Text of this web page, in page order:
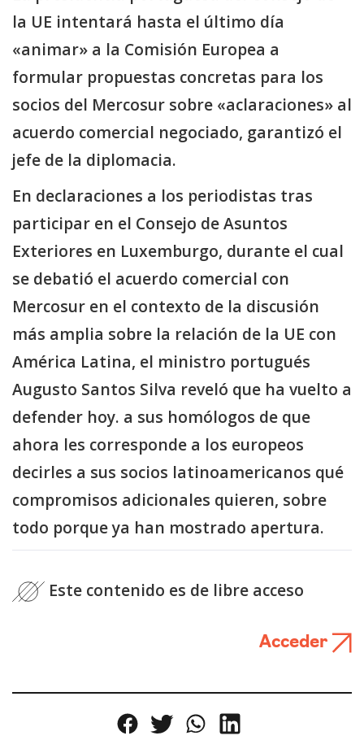
la UE intentará hasta el último día
«animar» a la Comisión Europea a
formular propuestas concretas para los
socios del Mercosur sobre «aclaraciones» al
acuerdo comercial negociado, garantizó el
jefe de la diplomacia.
En declaraciones a los periodistas tras
participar en el Consejo de Asuntos
Exteriores en Luxemburgo, durante el cual
se debatió el acuerdo comercial con
Mercosur en el contexto de la discusión
más amplia sobre la relación de la UE con
América Latina, el ministro portugués
Augusto Santos Silva reveló que ha vuelto a
defender hoy. a sus homólogos de que
ahora les corresponde a los europeos
decirles a sus socios latinoamericanos qué
compromisos adicionales quieren, sobre
todo porque ya han mostrado apertura.
Este contenido es de libre acceso
Acceder